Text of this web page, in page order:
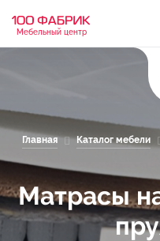
Мебельный центр
Главная Каталог мебели
Матрасы